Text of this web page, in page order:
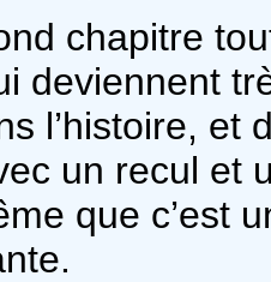
chapitre
deviennent
l’histoire, et
un recul et
que c’est